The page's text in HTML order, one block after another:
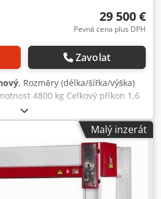
29 500 €
Pevná cena plus DPH
Zavolat
, Rozměry (délka/šířka/výška)
4800 kg Celkový příkon 1,6
UPC PRO - Velikost stolu 1300 x
tlak 110 tun - 8 hydraulických
60 mm max. šířka otvoru 1300
1,5 kW - Manometr s
hodnoty - Lisovací tlak
dvouruční ovládání, CE -
šňůra, CE shoda - včetně
Malý inzerát